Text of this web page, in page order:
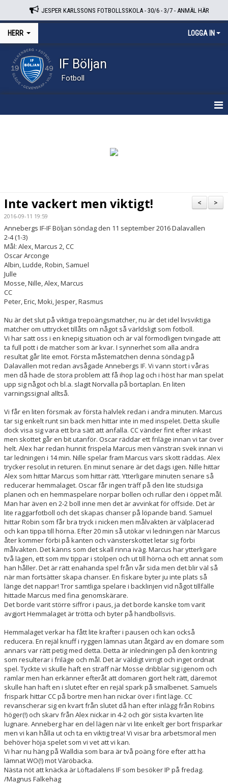
JESPER KARLSSONS FOTBOLLSSKOLA - 30/6 - 3/7 - ANMÄL HÄR
HERR LOGGA IN
IF Böljan
Fotboll
BILDGALLERI
DOKUMENT
KONTAKT
MATCHER
>
<
Inte vackert men viktigt!
2016-09-11 19:59
Annebergs IF-IF Böljan söndag den 11 september 2016 Dalavallen
2-4 (1-3)
Mål: Alex, Marcus 2, CC
Oscar Arconge
Albin, Ludde, Robin, Samuel
Julle
Mosse, Nille, Alex, Marcus
CC
Peter, Eric, Moki, Jesper, Rasmus
Nu är det slut på viktiga trepoängsmatcher, nu är det idel livsviktiga
matcher om uttrycket tillåts om något så världsligt som fotboll.
Vi har satt oss i en knepig situation och är väl förmodligen tvingade att
ta full pott i de matcher som är kvar. I synnerhet som alla andra
resultat går lite emot. Första måstematchen denna söndag på
Dalavallen mot redan avsågade Annebergs IF. Vi vann stort i våras
men då hade de stora problem att få ihop lag och i höst har man spelat
upp sig något och bl.a. slagit Norvalla på bortaplan. En liten
varningssignal alltså.
Vi får en liten försmak av första halvlek redan i andra minuten. Marcus
tar sig enkelt runt sin back men hittar inte in med inspelet. Detta skulle
dock visa sig vara ett bra sätt att anfalla. CC vänder fint efter inkast
men skottet går en bit utanför. Oscar räddar ett friläge innan vi tar över
helt. Alex har redan hunnit frispela Marcus men vänstran svek innan vi
tar ledningen i 14 min. Nille spelar fram Marcus vars skott räddas. Alex
trycker resolut in returen. En minut senare är det dags igen. Nille hittar
Alex som hittar Marcus som hittar rätt. Ytterligare minuten senare så
reducerar hemmalaget. Oscar får ingen träff på den lite studsiga
planen och en hemmaspelare norpar bollen och rullar den i öppet mål.
Man har även en 2-2 boll inne men det är avvinkat för offside. Det är
lite raggarfotboll och det skapas chanser på löpande band. Samuel
hittar Robin som får bra tryck i nicken men målvakten är välplacerad
och kan tippa till hörna. Efter 20 min så utökar vi ledningen när Marcus
åter kommer förbi på kanten och vänsterskottet letar sig förbi
målvakten. Det känns som det skall rinna iväg. Marcus har ytterligare
två lägen, ett som mv tippar i stolpen och ut till hörna och ett annat som
han håller. Det är rätt enahanda spel från vår sida men det blir väl så
när man fortsätter skapa chanser. En fiskare byter ju inte plats så
länge det nappar! Tror samtliga spelare i backlinjen vid något tillfälle
hittade Marcus med fina genomskärare.
Det borde varit större siffror i paus, ja det borde kanske tom varit
avgjort Hemmalaget är trötta och byter på handbollsvis.
Hemmalaget verkar ha fått lite krafter i pausen och kan också
reducera. En rejäl knuff i ryggen lämnas utan åtgärd av en domare som
annars var rätt petig med detta. Detta är inledningen på den kontring
som resulterar i friläge och mål. Det är väldigt virrigt och inget ordnat
spel. Tyckte vi skulle haft en straff när Mosse dribblar sig igenom och
ramlar men han erkänner efteråt att domaren gjort helt rätt, däremot
skulle han haft en i slutet efter en rejäl spark på smalbenet. Samuels
frispark hittar CC på bortre men han nickar över i fint läge. CC
revanscherar sig en kvart från slutet då han efter inlägg från Robins
höger(!) och skarv från Alex nickar in 4-2 och gör sista kvarten lite
lugnare. Anneberg har en del lägen när vi lite enkelt ger bort frisparkar
men vi kan hålla ut och ta en viktig trea! Vi visar bra arbetsmoral men
behöver höja spelet som vi vet att vi kan.
Vi har nu häng på Walldia som bara är två poäng före efter att ha
lämnat WO(!) mot Väröbacka.
Nästa nöt att knäcka är Löftadalens IF som besöker IP på fredag.
/Magnus Falkehag